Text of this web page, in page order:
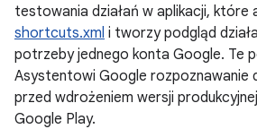
testowania działań w aplikacji, które
shortcuts.xml i tworzy podgląd
potrzeby jednego konta Google. Te
Asystentowi Google rozpoznawanie
przed wdrożeniem wersji
Google Play.